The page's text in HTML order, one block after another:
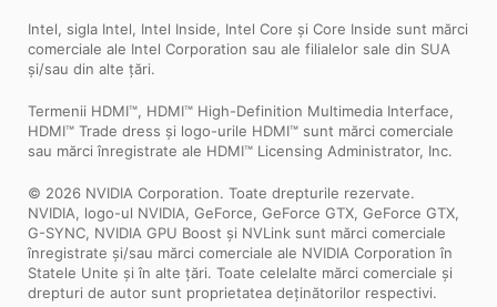
Intel, sigla Intel, Intel Inside, Intel Core și Core Inside sunt mărci
comerciale ale Intel Corporation sau ale filialelor sale din SUA
și/sau din alte țări.
Termenii HDMI™, HDMI™ High-Definition Multimedia Interface,
HDMI™ Trade dress și logo-urile HDMI™ sunt mărci comerciale
sau mărci înregistrate ale HDMI™ Licensing Administrator, Inc.
© 2026 NVIDIA Corporation. Toate drepturile rezervate.
NVIDIA, logo-ul NVIDIA, GeForce, GeForce GTX, GeForce GTX,
G-SYNC, NVIDIA GPU Boost și NVLink sunt mărci comerciale
înregistrate și/sau mărci comerciale ale NVIDIA Corporation în
Statele Unite și în alte țări. Toate celelalte mărci comerciale și
drepturi de autor sunt proprietatea deținătorilor respectivi.